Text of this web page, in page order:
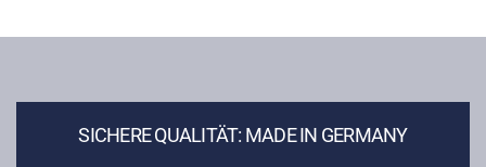
SICHERE QUALITÄT: MADE IN GERMANY